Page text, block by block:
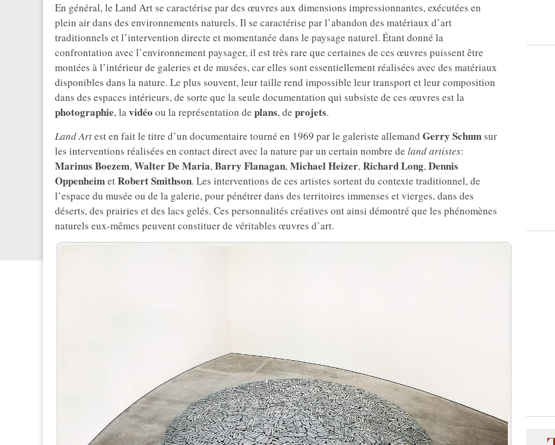
En général, le Land Art se caractérise par des œuvres aux dimensions impressionnantes, exécutées en
plein air dans des environnements naturels. Il se caractérise par l’abandon des matériaux d’art
traditionnels et l’intervention directe et momentanée dans le paysage naturel. Étant donné la
confrontation avec l’environnement paysager, il est très rare que certaines de ces œuvres puissent être
montées à l’intérieur de galeries et de musées, car elles sont essentiellement réalisées avec des matériaux
disponibles dans la nature. Le plus souvent, leur taille rend impossible leur transport et leur composition
dans des espaces intérieurs, de sorte que la seule documentation qui subsiste de ces œuvres est la
photographie, lavidéo ou la représentation de plans, de projets.
Land Artest en fait le titre d’un documentaire tourné en 1969 par le galeriste allemand Gerry Schum sur
les interventions réalisées en contact direct avec la nature par un certain nombre de land artistes:
Marinus Boezem,Walter De Maria,Barry Flanagan,Michael Heizer,Richard Long,Dennis
OppenheimetRobert Smithson. Les interventions de ces artistes sortent du contexte traditionnel, de
l’espace du musée ou de la galerie, pour pénétrer dans des territoires immenses et vierges, dans des
déserts, des prairies et des lacs gelés. Ces personnalités créatives ont ainsi démontré que les phénomènes
naturels eux-mêmes peuvent constituer de véritables œuvres d’art.